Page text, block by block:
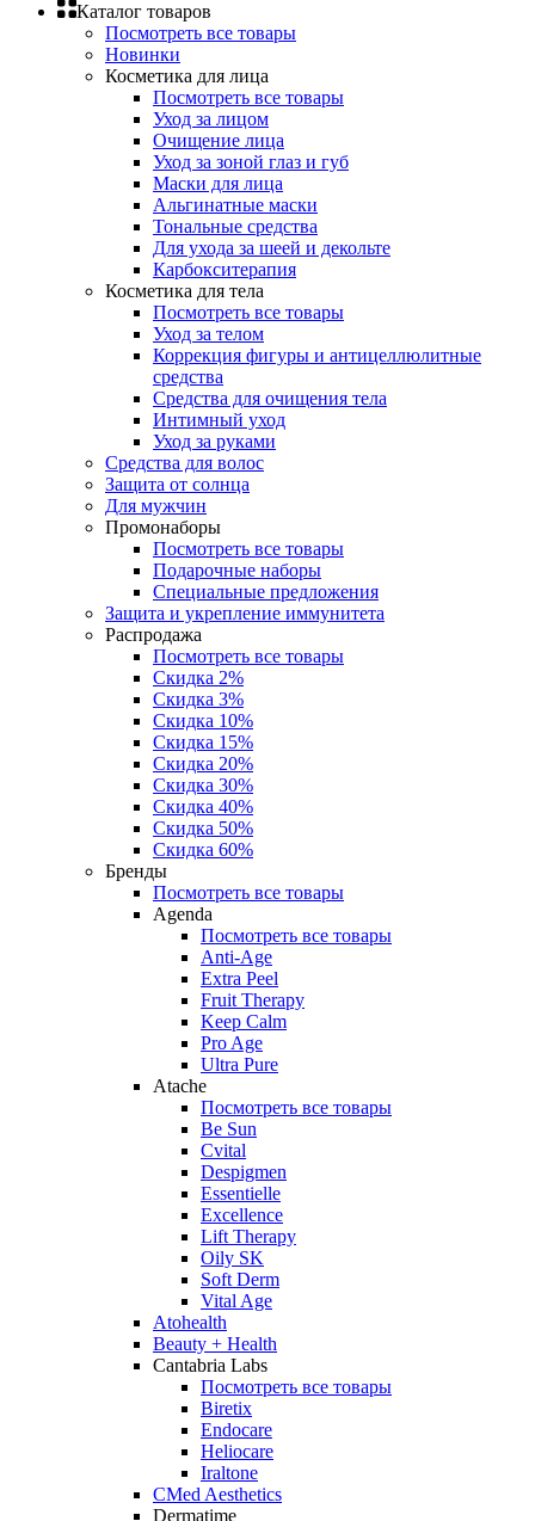
Каталог товаров
Посмотреть все товары
Новинки
Косметика для лица
Посмотреть все товары
Уход за лицом
Очищение лица
Уход за зоной глаз и губ
Маски для лица
Альгинатные маски
Тональные средства
Для ухода за шеей и декольте
Карбокситерапия
Косметика для тела
Посмотреть все товары
Уход за телом
Коррекция фигуры и антицеллюлитные
средства
Средства для очищения тела
Интимный уход
Уход за руками
Средства для волос
Защита от солнца
Для мужчин
Промонаборы
Посмотреть все товары
Подарочные наборы
Специальные предложения
Защита и укрепление иммунитета
Распродажа
Посмотреть все товары
Скидка 2%
Скидка 3%
Скидка 10%
Скидка 15%
Скидка 20%
Скидка 30%
Скидка 40%
Скидка 50%
Скидка 60%
Бренды
Посмотреть все товары
Agenda
Посмотреть все товары
Anti‑Age
Extra Peel
Fruit Therapy
Keep Calm
Pro Age
Ultra Pure
Atache
Посмотреть все товары
Be Sun
Cvital
Despigmen
Essentielle
Excellence
Lift Therapy
Oily SK
Soft Derm
Vital Age
Atohealth
Beauty + Health
Cantabria Labs
Посмотреть все товары
Biretix
Endocare
Heliocare
Iraltone
CMed Aesthetics
Dermatime